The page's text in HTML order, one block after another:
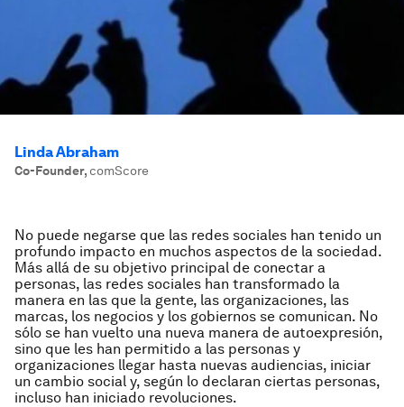
Linda Abraham
Co-Founder,comScore
No puede negarse que las redes sociales han tenido un
profundo impacto en muchos aspectos de la sociedad.
Más allá de su objetivo principal de conectar a
personas, las redes sociales han transformado la
manera en las que la gente, las organizaciones, las
marcas, los negocios y los gobiernos se comunican. No
sólo se han vuelto una nueva manera de autoexpresión,
sino que les han permitido a las personas y
organizaciones llegar hasta nuevas audiencias, iniciar
un cambio social y, según lo declaran ciertas personas,
incluso han iniciado revoluciones.